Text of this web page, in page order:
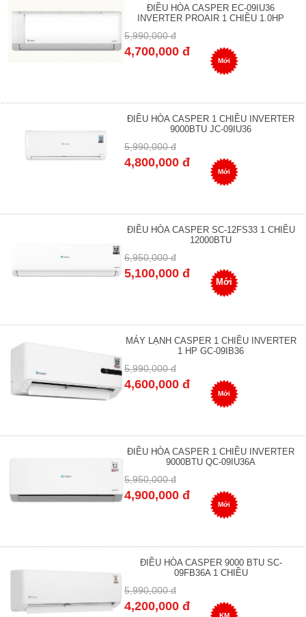
ĐIỀU HÒA CASPER EC-09IU36
INVERTER PROAIR 1 CHIỀU 1.0HP
5,990,000 đ
4,700,000 đ
Mới
ĐIỀU HÒA CASPER 1 CHIỀU INVERTER
9000BTU JC-09IU36
5,990,000 đ
4,800,000 đ
Mới
ĐIỀU HÒA CASPER SC-12FS33 1 CHIỀU
12000BTU
6,950,000 đ
5,100,000 đ
Mới
MÁY LẠNH CASPER 1 CHIỀU INVERTER
1 HP GC-09IB36
5,990,000 đ
4,600,000 đ
Mới
ĐIỀU HÒA CASPER 1 CHIỀU INVERTER
9000BTU QC-09IU36A
5,950,000 đ
4,900,000 đ
Mới
ĐIỀU HÒA CASPER 9000 BTU SC-
09FB36A 1 CHIỀU
5,990,000 đ
4,200,000 đ